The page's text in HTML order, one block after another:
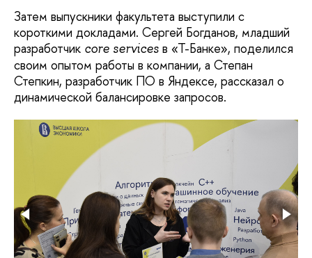
Затем выпускники факультета выступили с
короткими докладами. Сергей Богданов, младший
разработчик core services в «Т-Банке», поделился
своим опытом работы в компании, а Степан
Степкин, разработчик ПО в Яндексе, рассказал о
динамической балансировке запросов.